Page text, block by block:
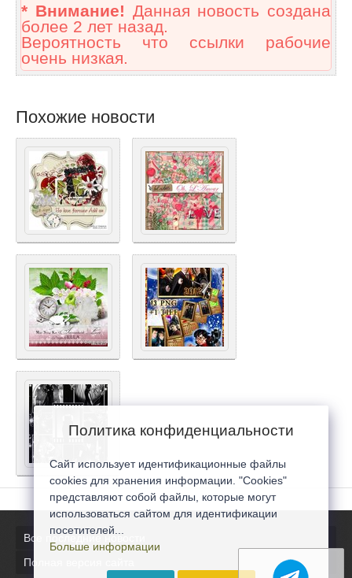
* Внимание! Данная новость создана
более 2 лет назад.
Вероятность что ссылки рабочие
очень низкая.
Похожие новости
Все последние новости
Полная версия сайта
Политика конфиденциальности
Сайт использует идентификационные файлы
cookies для хранения информации. "Cookies"
представляют собой файлы, которые могут
использоваться сайтом для идентификации
посетителей...
Больше информации